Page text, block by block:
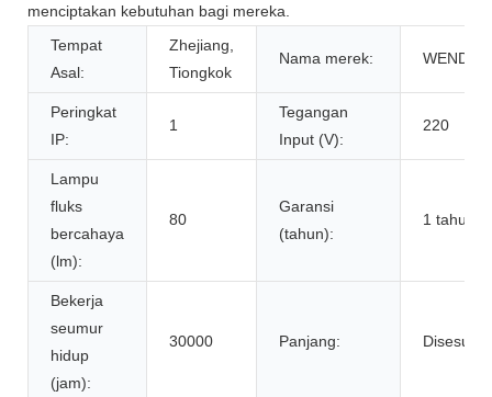
menciptakan kebutuhan bagi mereka.
Tempat
Asal:
Zhejiang,
Tiongkok
Nama merek: WENDA
Peringkat
IP:
1
Tegangan
Input (V):
220
Lampu
fluks
bercahaya
(lm):
80
Garansi
(tahun):
1 tahun
Bekerja
seumur
hidup
(jam):
30000 Panjang: